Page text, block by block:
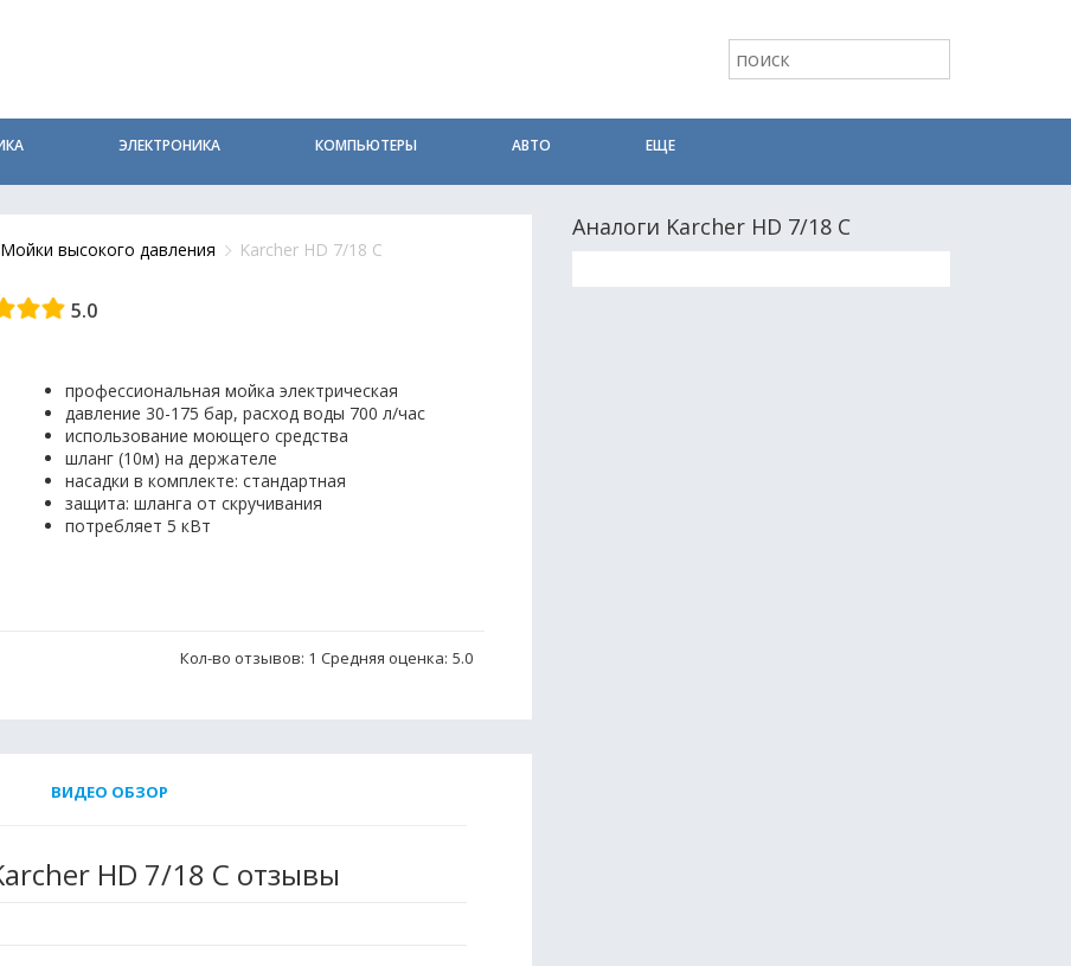
ЭЛЕКТРОНИКА КОМПЬЮТЕРЫ АВТО ЕЩЕ
Мойки высокого давления Karcher HD 7/18 C
5.0
профессиональная мойка электрическая
давление 30-175 бар, расход воды 700 л/час
использование моющего средства
шланг (10м) на держателе
насадки в комплекте: стандартная
защита: шланга от скручивания
потребляет 5 кВт
Кол-во отзывов: 1 Средняя оценка: 5.0
ВИДЕО ОБЗОР
HD 7/18 C отзывы
Аналоги Karcher HD 7/18 C